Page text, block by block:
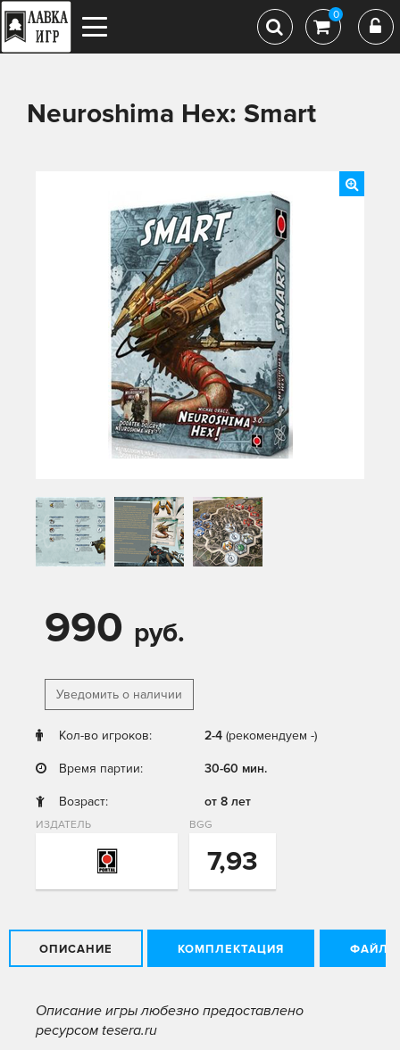
0
Neuroshima Hex: Smart
990 руб.
Уведомить о наличии
Кол-во игроков: 2-4 (рекомендуем -)
Время партии: 30-60 мин.
Возраст: от 8 лет
ИЗДАТЕЛЬ BGG
7,93
ОПИСАНИЕ КОМПЛЕКТАЦИЯ ФАЙЛЫ
Описание игры любезно предоставлено
ресурсом tesera.ru